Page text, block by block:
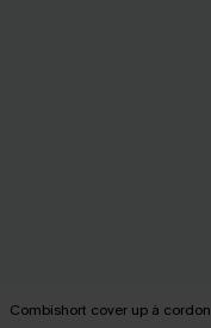
Combishort cover up à cordon